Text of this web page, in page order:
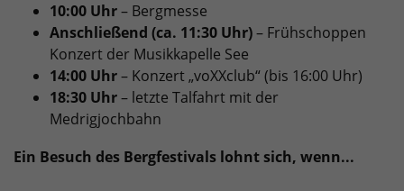
10:00 Uhr– Bergmesse
Anschließend (ca. 11:30 Uhr)– Frühschoppen
Konzert der Musikkapelle See
14:00 Uhr– Konzert „voXXclub“ (bis 16:00 Uhr)
18:30 Uhr– letzte Talfahrt mit der
Medrigjochbahn
Ein Besuch des Bergfestivals lohnt sich, wenn...